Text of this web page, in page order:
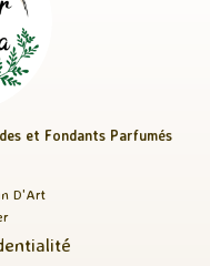
et Fondants Parfumés
D'Art